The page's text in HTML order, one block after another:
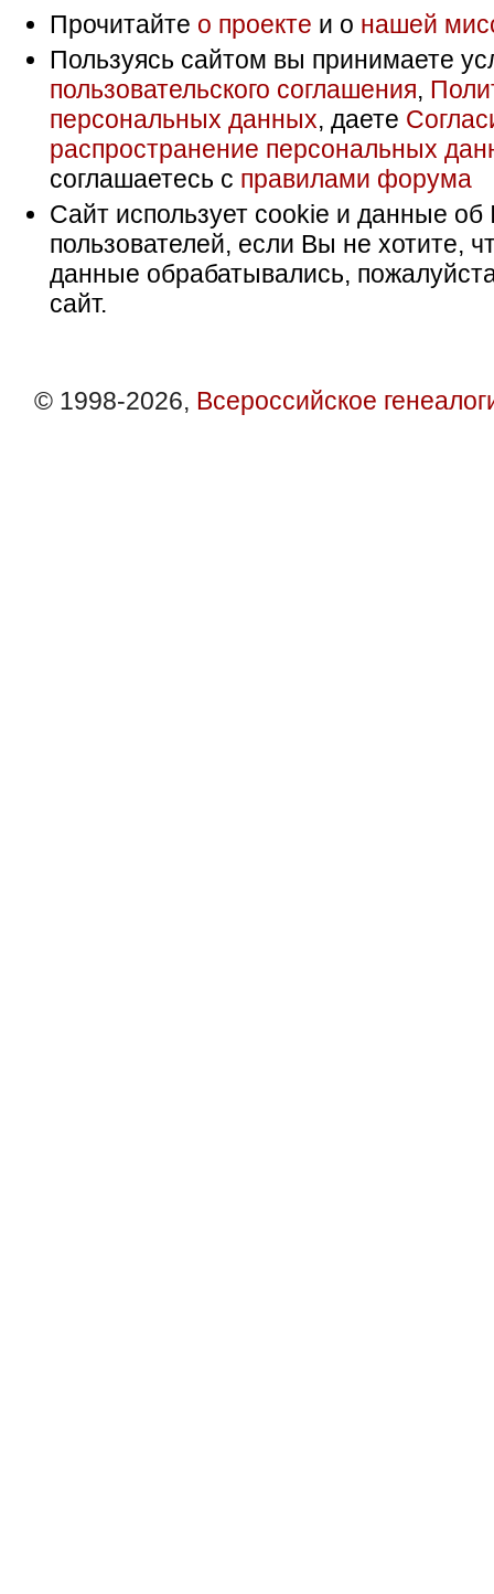
Прочитайте о проекте и о нашей
Пользуясь сайтом вы принимаете
пользовательского соглашения,
персональных данных, даете
распространение персональных
соглашаетесь с правилами форума
Сайт использует cookie и данные об
пользователей, если Вы не хотите,
данные обрабатывались,
сайт.
© 1998-2026, Всероссийское